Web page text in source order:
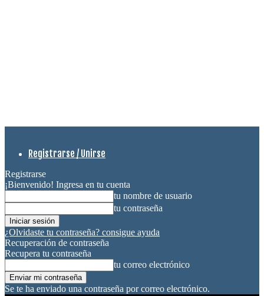
Registrarse / Unirse
Registrarse
¡Bienvenido! Ingresa en tu cuenta
tu nombre de usuario
tu contraseña
¿Olvidaste tu contraseña? consigue ayuda
Recuperación de contraseña
Recupera tu contraseña
tu correo electrónico
Se te ha enviado una contraseña por correo electrónico.